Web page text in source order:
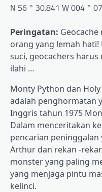
N 56 ° 30.841 W 004 °
Peringatan:
orang yang lemah
suci, geocachers
ilahi …
Monty Python dan Holy
adalah penghormatan
Inggris tahun 1975
Dalam menceritakan
pencarian peninggalan
Arthur dan rekan -
monster yang paling
yang menjaga pintu
kelinci.